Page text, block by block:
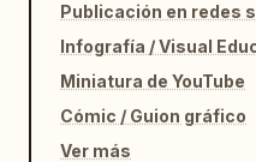
Publicación en redes
Infografía / Visual
Miniatura de YouTube
Cómic / Guion gráfico
Ver más